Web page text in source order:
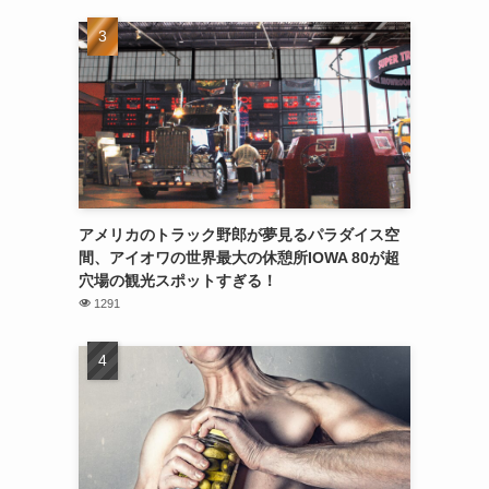
アメリカのトラック野郎が夢見るパラダイス空
間、アイオワの世界最大の休憩所IOWA 80が超
穴場の観光スポットすぎる！
1291